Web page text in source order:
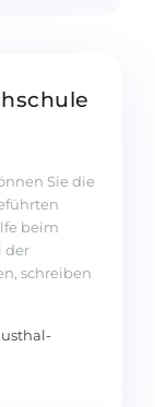
Sie die
beim
der
schreiben